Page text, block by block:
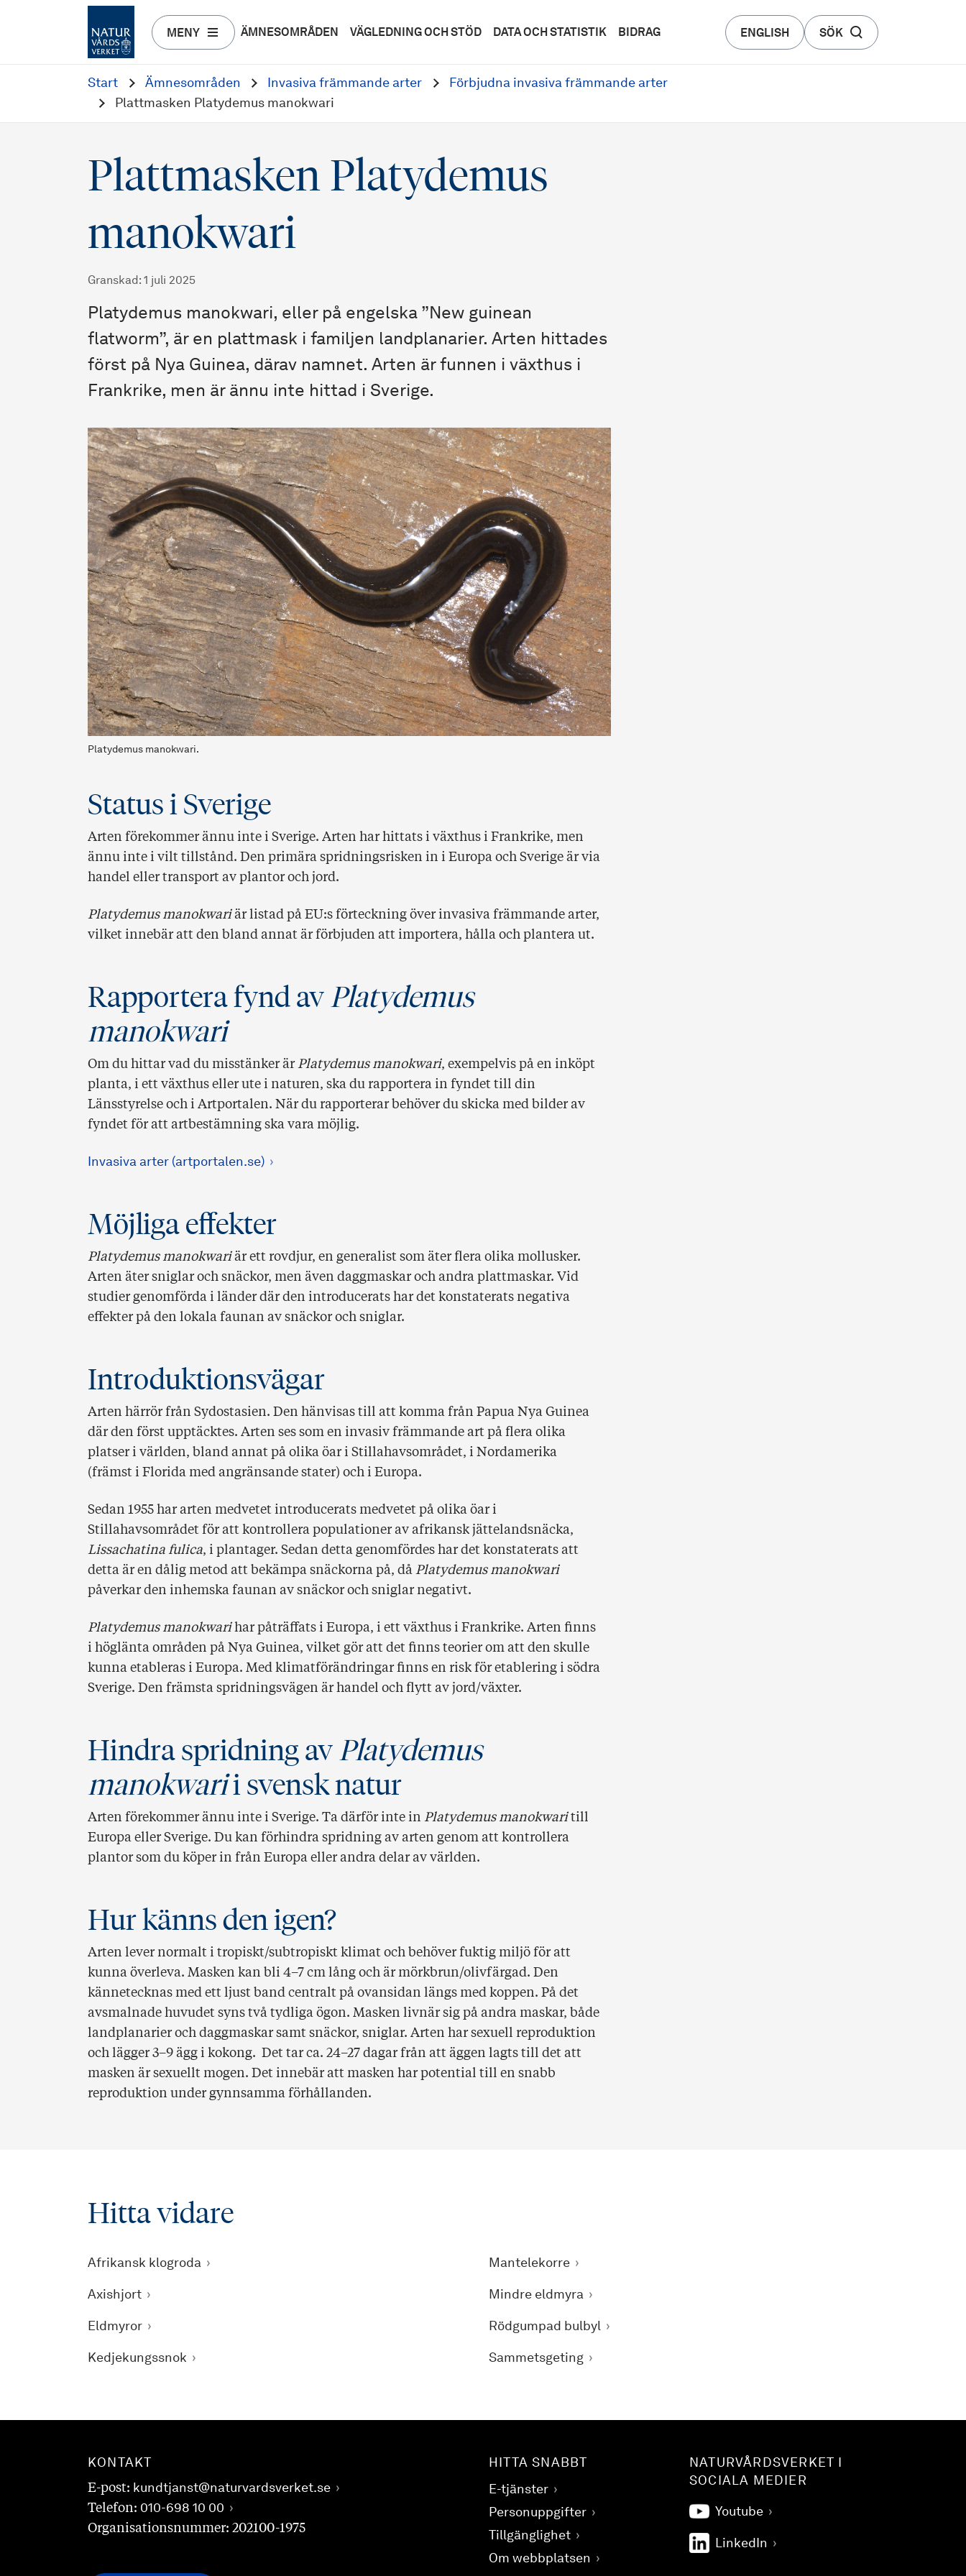
MENY ÄMNESOMRÅDEN VÄGLEDNING OCH STÖD DATA OCH STATISTIK BIDRAG ENGLISH SÖK
Start Ämnesområden Invasiva främmande arter
Förbjudna invasiva främmande arter
Plattmasken Platydemus manokwari
Plattmasken Platydemus
manokwari
Granskad : 1 juli 2025
Platydemus manokwari, eller på engelska ”New guinean
flatworm”, är en plattmask i familjen landplanarier. Arten hittades
först på Nya Guinea, därav namnet. Arten är funnen i växthus i
Frankrike, men är ännu inte hittad i Sverige.
Platydemus manokwari.
Status i Sverige
Arten förekommer ännu inte i Sverige. Arten har hittats i växthus i Frankrike, men
ännu inte i vilt tillstånd. Den primära spridningsrisken in i Europa och Sverige är via
handel eller transport av plantor och jord.
Platydemus manokwariär listad på EU:s förteckning över invasiva främmande arter,
vilket innebär att den bland annat är förbjuden att importera, hålla och plantera ut.
Rapportera fynd avPlatydemus
manokwari
Om du hittar vad du misstänker ärPlatydemus manokwari, exempelvis på en inköpt
planta, i ett växthus eller ute i naturen, ska du rapportera in fyndet till din
Länsstyrelse och i Artportalen. När du rapporterar behöver du skicka med bilder av
fyndet för att artbestämning ska vara möjlig.
Invasiva arter (artportalen.se)
Möjliga effekter
Platydemus manokwariär ett rovdjur, en generalist som äter flera olika mollusker.
Arten äter sniglar och snäckor, men även daggmaskar och andra plattmaskar. Vid
studier genomförda i länder där den introducerats har det konstaterats negativa
effekter på den lokala faunan av snäckor och sniglar.
Introduktionsvägar
Arten härrör från Sydostasien. Den hänvisas till att komma från Papua Nya Guinea
där den först upptäcktes. Arten ses som en invasiv främmande art på flera olika
platser i världen, bland annat på olika öar i Stillahavsområdet, i Nordamerika
(främst i Florida med angränsande stater) och i Europa.
Sedan 1955 har arten medvetet introducerats medvetet på olika öar i
Stillahavsområdet för att kontrollera populationer av afrikansk jättelandsnäcka,
Lissachatina fulica, i plantager. Sedan detta genomfördes har det konstaterats att
detta är en dålig metod att bekämpa snäckorna på, då Platydemus manokwari
påverkar den inhemska faunan av snäckor och sniglar negativt.
Platydemus manokwarihar påträffats i Europa, i ett växthus i Frankrike. Arten finns
i höglänta områden på Nya Guinea, vilket gör att det finns teorier om att den skulle
kunna etableras i Europa. Med klimatförändringar finns en risk för etablering i södra
Sverige. Den främsta spridningsvägen är handel och flytt av jord/växter.
Hindra spridning avPlatydemus
manokwarii svensk natur
Arten förekommer ännu inte i Sverige. Ta därför inte in Platydemus manokwaritill
Europa eller Sverige. Du kan förhindra spridning av arten genom att kontrollera
plantor som du köper in från Europa eller andra delar av världen.
Hur känns den igen?
Arten lever normalt i tropiskt/subtropiskt klimat och behöver fuktig miljö för att
kunna överleva. Masken kan bli 4–7 cm lång och är mörkbrun/olivfärgad. Den
kännetecknas med ett ljust band centralt på ovansidan längs med koppen. På det
avsmalnade huvudet syns två tydliga ögon. Masken livnär sig på andra maskar, både
landplanarier och daggmaskar samt snäckor, sniglar. Arten har sexuell reproduktion
och lägger 3–9 ägg i kokong. Det tar ca. 24–27 dagar från att äggen lagts till det att
masken är sexuellt mogen. Det innebär att masken har potential till en snabb
reproduktion under gynnsamma förhållanden.
Hitta vidare
Afrikansk klogroda
Axishjort
Eldmyror
Kedjekungssnok
Mantelekorre
Mindre eldmyra
Rödgumpad bulbyl
Sammetsgeting
KONTAKT
E-post: kundtjanst@naturvardsverket.se
Telefon: 010-698 10 00
Organisationsnummer: 202100-1975
HITTA SNABBT
E-tjänster
Personuppgifter
Tillgänglighet
Om webbplatsen
NATURVÅRDSVERKET I
SOCIALA MEDIER
Youtube
LinkedIn